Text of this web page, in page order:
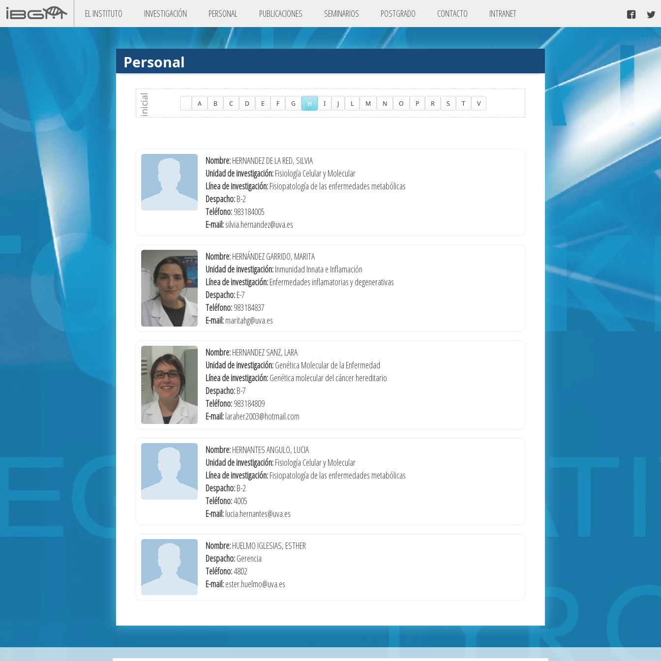
EL INSTITUTO INVESTIGACIÓN PERSONAL PUBLICACIONES SEMINARIOS POSTGRADO CONTACTO INTRANET
Personal
A B C D E F G H I J L M N O P R S T V
Nombre:HERNANDEZ DE LA RED, SILVIA
Unidad de investigación:Fisiología Celular y Molecular
Línea de investigación:Fisiopatología de las enfermedades metabólicas
Despacho:B-2
Teléfono:983184005
E-mail:silvia.hernandez@uva.es
Nombre:HERNÁNDEZ GARRIDO, MARITA
Unidad de investigación:Inmunidad Innata e Inflamación
Línea de investigación:Enfermedades inflamatorias y degenerativas
Despacho:E-7
Teléfono:983184837
E-mail:maritahg@uva.es
Nombre:HERNANDEZ SANZ, LARA
Unidad de investigación:Genética Molecular de la Enfermedad
Línea de investigación:Genética molecular del cáncer hereditario
Despacho:B-7
Teléfono:983184809
E-mail:laraher2003@hotmail.com
Nombre:HERNANTES ANGULO, LUCIA
Unidad de investigación:Fisiología Celular y Molecular
Línea de investigación:Fisiopatología de las enfermedades metabólicas
Despacho:B-2
Teléfono:4005
E-mail:lucia.hernantes@uva.es
Nombre:HUELMO IGLESIAS, ESTHER
Despacho:Gerencia
Teléfono:4802
E-mail:ester.huelmo@uva.es